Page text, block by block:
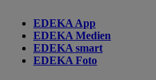
EDEKA App
EDEKA Medien
EDEKA smart
EDEKA Foto